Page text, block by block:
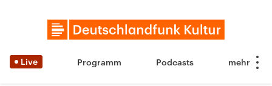
Live Programm Podcasts